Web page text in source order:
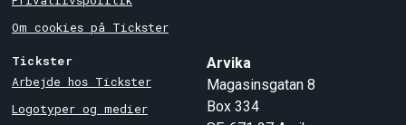
Om cookies på Tickster
Tickster
Arbejde hos Tickster
Logotyper og medier
Arvika
Magasinsgatan 8
Box 334